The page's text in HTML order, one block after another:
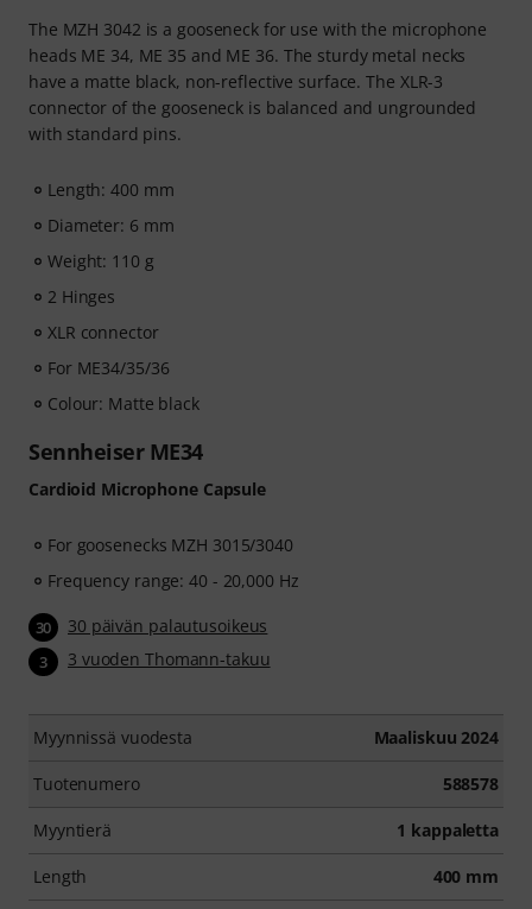
The MZH 3042 is a gooseneck for use with the microphone
heads ME 34, ME 35 and ME 36. The sturdy metal necks
have a matte black, non-reflective surface. The XLR-3
connector of the gooseneck is balanced and ungrounded
with standard pins.
Length: 400 mm
Diameter: 6 mm
Weight: 110 g
2 Hinges
XLR connector
For ME34/35/36
Colour: Matte black
Sennheiser ME34
Cardioid Microphone Capsule
For goosenecks MZH 3015/3040
Frequency range: 40 - 20,000 Hz
30 30 päivän palautusoikeus
3 3 vuoden Thomann-takuu
Myynnissä vuodesta Maaliskuu 2024
Tuotenumero 588578
Myyntierä 1 kappaletta
Length 400 mm